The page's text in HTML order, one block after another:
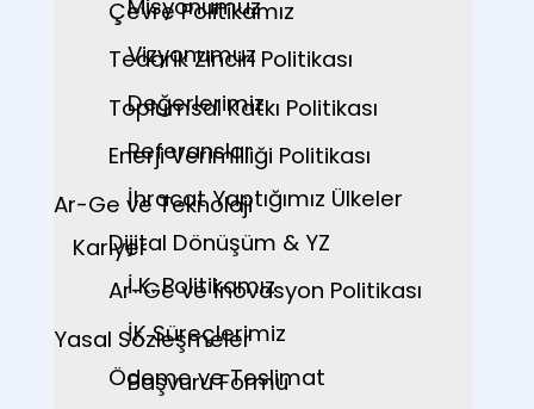
Çevre Politikamız
Tedarik Zinciri Politikası
Toplumsal Katkı Politikası
Enerji Verimliliği Politikası
Ar-Ge ve Teknoloji
Dijital Dönüşüm & YZ
Ar-Ge ve İnovasyon Politikası
Yasal Sözleşmeler
Ödeme ve Teslimat
Misyonumuz
Vizyonumuz
Değerlerimiz
Referanslar
İhracat Yaptığımız Ülkeler
Kariyer
İ.K. Politikamız
İK Süreçlerimiz
Başvuru Formu